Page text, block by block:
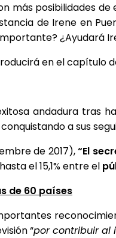
posibilidades
de Irene en
¿Ayudará
en el capítulo
andadura tras
a sus
de 2017),“El
el 15,1% entre el
de 60 países
“por contribuir al